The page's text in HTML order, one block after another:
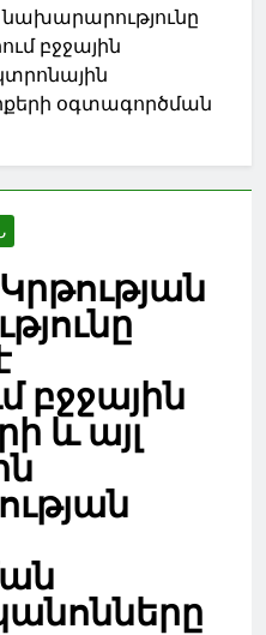
բջջային
օգտագործման
բջջային
և այլ